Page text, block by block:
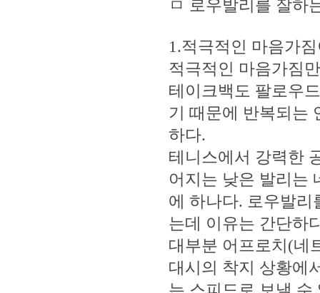
ㅁ 로우발리를 잘하
1.적극적인 마음가
적극적인 마음가짐
테이크백도 팔로우
기 때문에 반복되는
하다.
테니스에서 강력한
어지는 낮은 발리는
에 하나다. 로우발리
는데 이유는 간단하
대부분 어프로치(네
대시의 착지 상황에